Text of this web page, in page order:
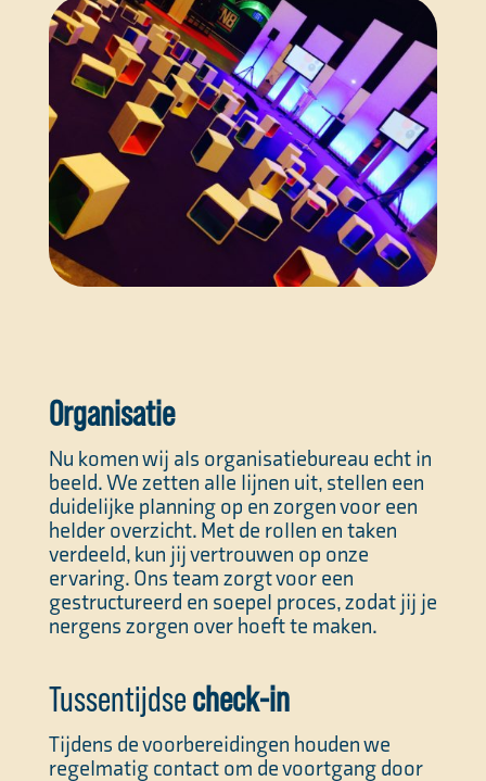
Organisatie
Nu komen wij als organisatiebureau echt in
beeld. We zetten alle lijnen uit, stellen een
duidelijke planning op en zorgen voor een
helder overzicht. Met de rollen en taken
verdeeld, kun jij vertrouwen op onze
ervaring. Ons team zorgt voor een
gestructureerd en soepel proces, zodat jij je
nergens zorgen over hoeft te maken.
Tussentijdse check-in
Tijdens de voorbereidingen houden we
regelmatig contact om de voortgang door